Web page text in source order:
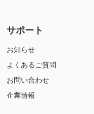
サポート
お知らせ
よくあるご質問
お問い合わせ
企業情報